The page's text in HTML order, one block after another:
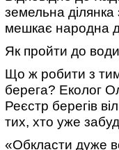
земельна
мешкає народна
Як пройти до
Що ж робити з
берега? Еколог
Реєстр берегів
тих, хто уже
«Обкласти дуже